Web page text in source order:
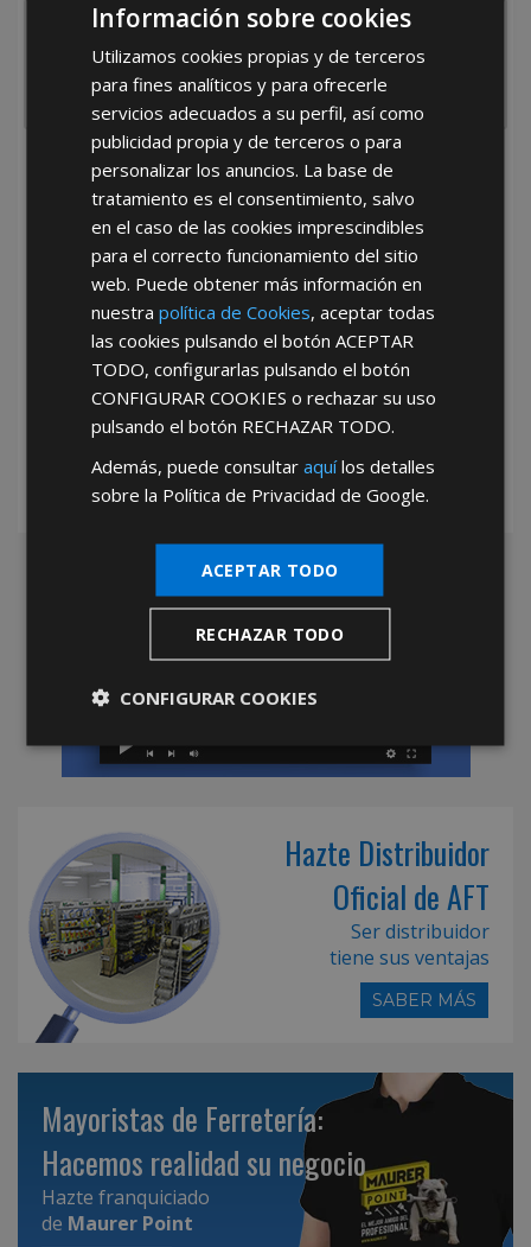
He leído y acepto laPolítica de Privacidad
*Abstenerse particulares, sólo venta a tiendas y empresas minoristas y
mayoristas.
Hazte Distribuidor
Oficial de AFT
Ser distribuidor
tiene sus ventajas
SABER MÁS
Mayoristas de Ferretería:
Hacemos realidad su negocio
Hazte franquiciado
de Maurer Point
Información sobre cookies
Utilizamos cookies propias y de terceros
para fines analíticos y para ofrecerle
servicios adecuados a su perfil, así como
publicidad propia y de terceros o para
personalizar los anuncios. La base de
tratamiento es el consentimiento, salvo
en el caso de las cookies imprescindibles
para el correcto funcionamiento del sitio
web. Puede obtener más información en
nuestrapolítica de Cookies, aceptar todas
las cookies pulsando el botónACEPTAR
TODO, configurarlas pulsando el botón
CONFIGURAR COOKIES o rechazar su uso
pulsando el botón RECHAZAR TODO.
Además, puede consultaraquílos detalles
sobre la Política de Privacidad de Google.
ACEPTAR TODO
RECHAZAR TODO
CONFIGURAR COOKIES